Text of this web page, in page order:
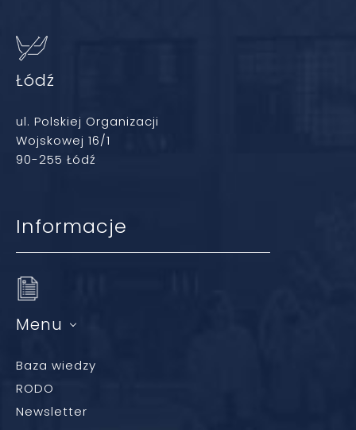
Łódź
ul. Polskiej Organizacji
Wojskowej 16/1
90-255 Łódź
Informacje
Menu
Baza wiedzy
RODO
Newsletter